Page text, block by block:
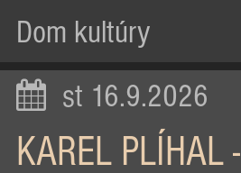
Dom kultúry
st 16.9.2026
KAREL PLÍHAL -